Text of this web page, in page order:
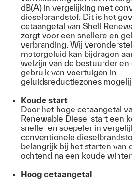
dB(A) in vergelijking met
dieselbrandstof. Dit is het
cetaangetal van Shell
zorgt voor een snellere en
verbranding. Wij
motorgeluid kan bijdragen
welzijn van de bestuurder en
gebruik van voertuigen in
geluidsreductiezones
Koude start
Door het hoge cetaangetal
Renewable Diesel start een
sneller en soepeler in
conventionele
belangrijk bij het starten van
ochtend na een koude
Hoog cetaangetal